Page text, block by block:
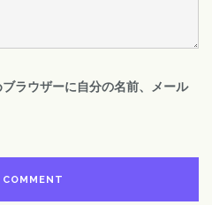
ラウザーに自分の名前、メール